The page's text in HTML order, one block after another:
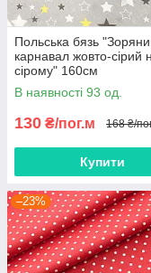
Польська бязь
карнавал жовто-сірий
сірому" 160см
В наявності 93 од.
130 ₴/пог.м 168 ₴/
Купити
–23%